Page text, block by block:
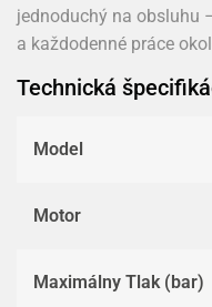
jednoduchý na obsluhu
a každodenné práce
Technická
Model
Motor
Maximálny Tlak (bar)